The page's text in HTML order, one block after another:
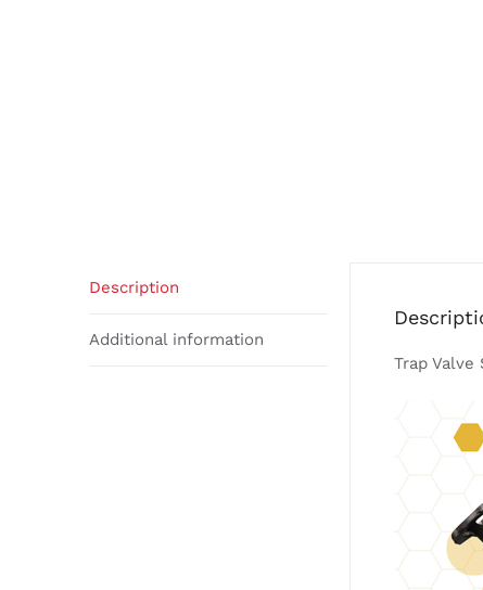
Description
Additional information
Trap